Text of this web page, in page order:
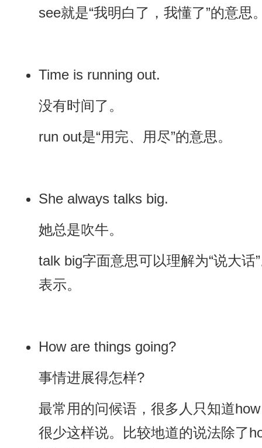
see就是“我明白了，我懂了”的意思
Time is running out.
没有时间了。
run out是“用完、用尽”的意思。
She always talks big.
她总是吹牛。
talk big字面意思可以理解为“说大话
表示。
How are things going?
事情进展得怎样?
最常用的问候语，很多人只知道
很少这样说。比较地道的说法除了